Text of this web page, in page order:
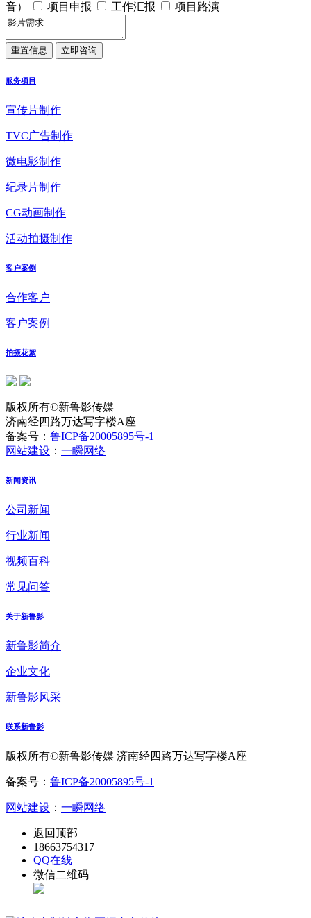
音）
项目申报 工作汇报 项目路演
服务项目
宣传片制作
TVC广告制作
微电影制作
纪录片制作
CG动画制作
活动拍摄制作
客户案例
合作客户
客户案例
拍摄花絮
版权所有©新鲁影传媒
济南经四路万达写字楼A座
备案号： 鲁ICP备20005895号-1
网站建设 ： 一瞬网络
新闻资讯
公司新闻
行业新闻
视频百科
常见问答
关于新鲁影
新鲁影简介
企业文化
新鲁影风采
联系新鲁影
版权所有©新鲁影传媒 济南经四路万达写字楼A座
备案号： 鲁ICP备20005895号-1
网站建设 ： 一瞬网络
返回顶部
18663754317
QQ在线
微信二维码